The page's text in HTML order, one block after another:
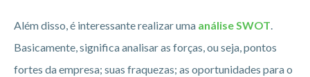
Além disso, é interessante realizar uma análise SWOT.
Basicamente, significa analisar as forças, ou seja, pontos
fortes da empresa; suas fraquezas; as oportunidades para o